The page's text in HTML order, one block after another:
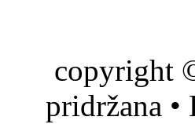
copyright
pridržana